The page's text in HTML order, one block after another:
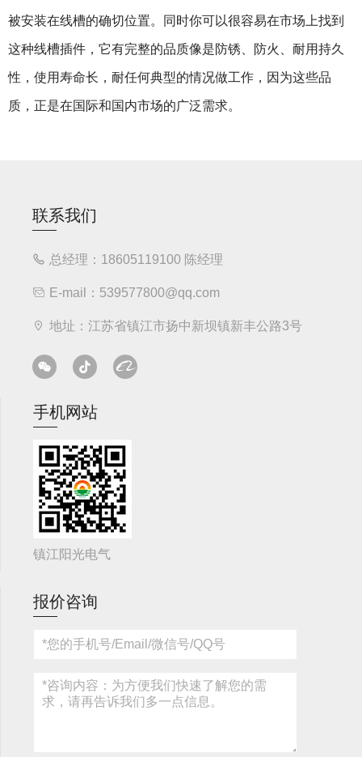
被安装在线槽的确切位置。同时你可以很容易在市场上找到
这种线槽插件，它有完整的品质像是防锈、防火、耐用持久
性，使用寿命长，耐任何典型的情况做工作，因为这些品
质，正是在国际和国内市场的广泛需求。
联系我们
总经理：18605119100 陈经理
E-mail：539577800@qq.com
地址：江苏省镇江市扬中新坝镇新丰公路3号
手机网站
镇江阳光电气
报价咨询